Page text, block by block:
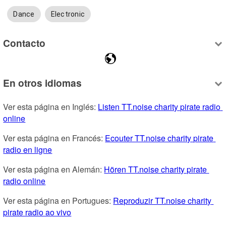
Dance Electronic
Contacto
En otros idiomas
Ver esta página en Inglés: Listen TT.noise charity pirate radio
online
Ver esta página en Francés: Ecouter TT.noise charity pirate
radio en ligne
Ver esta página en Alemán: Hören TT.noise charity pirate
radio online
Ver esta página en Portugues: Reproduzir TT.noise charity
pirate radio ao vivo